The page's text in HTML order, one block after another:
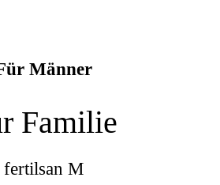
Männer
Familie
fertilsan M